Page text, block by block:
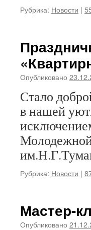
Рубрика: Новости |
Опубликовано
Стало
в нашей
Молодежной
Рубрика: Новости |
Мастер-
Опубликовано